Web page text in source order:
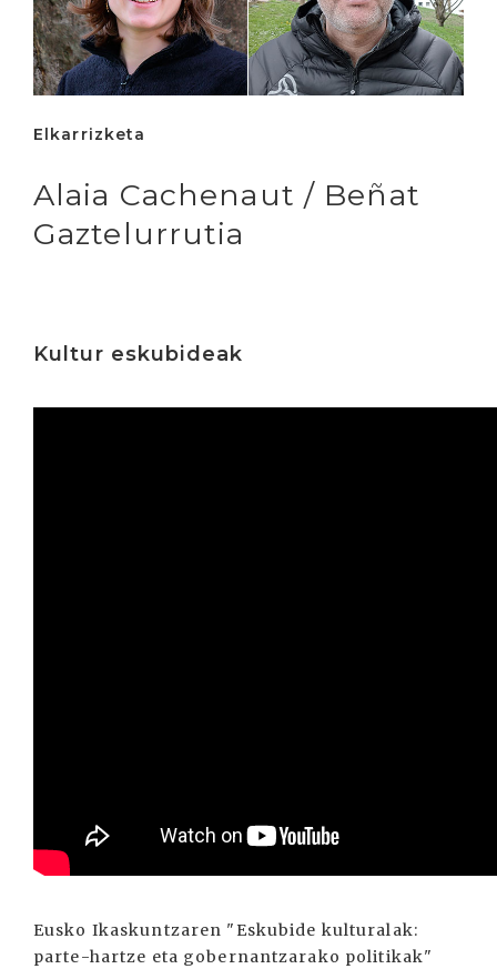
Elkarrizketa
Alaia Cachenaut / Beñat
Gaztelurrutia
Kultur eskubideak
Eusko Ikaskuntzaren "Eskubide kulturalak:
parte-hartze eta gobernantzarako politikak"